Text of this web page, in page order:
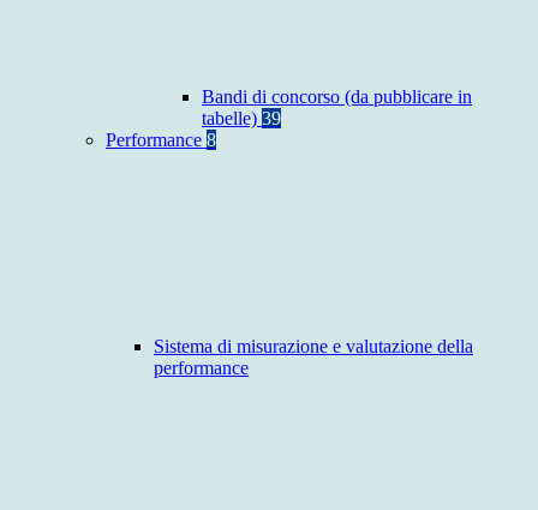
Bandi di concorso (da pubblicare in
tabelle) 39
Performance 8
Sistema di misurazione e valutazione della
performance